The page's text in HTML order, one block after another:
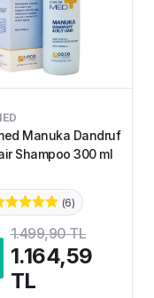
Manuka Dandruf
Shampoo 300 ml
(6)
1.499,90 TL
1.164,59
TL